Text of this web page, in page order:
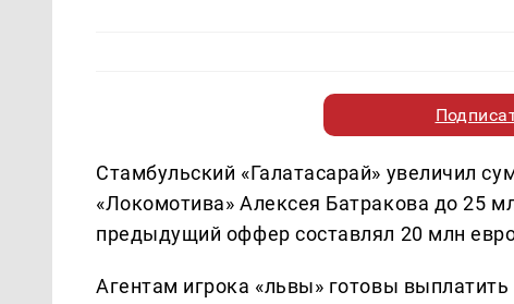
Стамбульский «Галатасарай» увеличил
«Локомотива» Алексея Батракова до 25
предыдущий оффер составлял 20 млн
Агентам игрока «львы» готовы